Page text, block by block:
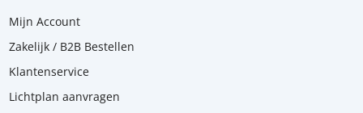
Mijn Account
Zakelijk / B2B Bestellen
Klantenservice
Lichtplan aanvragen